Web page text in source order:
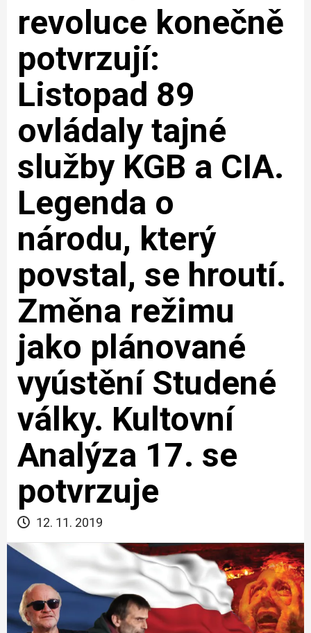
revoluce konečně
potvrzují:
Listopad 89
ovládaly tajné
služby KGB a CIA.
Legenda o
národu, který
povstal, se hroutí.
Změna režimu
jako plánované
vyústění Studené
války. Kultovní
Analýza 17. se
potvrzuje
12. 11. 2019